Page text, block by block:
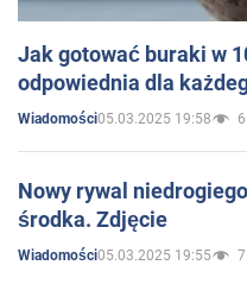
Jak gotować buraki w
odpowiednia dla
Wiadomości05.03.2025 19:58 6
Nowy rywal
środka. Zdjęcie
Wiadomości05.03.2025 19:55 7